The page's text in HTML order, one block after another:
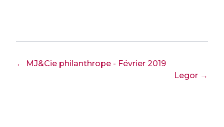
← MJ&Cie philanthrope - Février 2019
Legor →